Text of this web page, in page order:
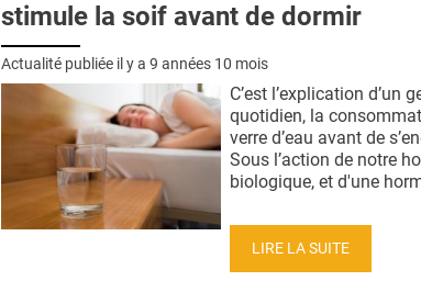
stimule la soif avant de dormir
Actualité publiée il y a 9 années 10 mois
C’est l’explication d’un
quotidien, la
verre d’eau avant de
Sous l’action de notre
biologique, et d'une
LIRE LA SUITE